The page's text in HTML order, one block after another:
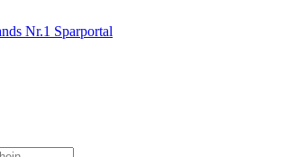
Nr.1 Sparportal